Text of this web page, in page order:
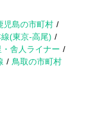
児島の市町村
(東京-高尾)
・舎人ライナー
鳥取の市町村